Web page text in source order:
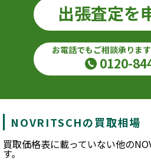
出張査定を
お電話でもご相談承ります
0120-
NOVRITSCHの買取相場
買取価格表に載っていない他の
す。